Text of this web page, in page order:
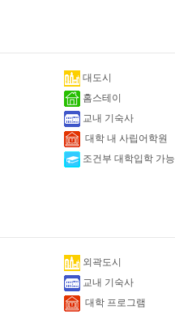
대도시
홈스테이
교내 기숙사
대학 내 사립어학원
조건부 대학입학 가능
외곽도시
교내 기숙사
대학 프로그램